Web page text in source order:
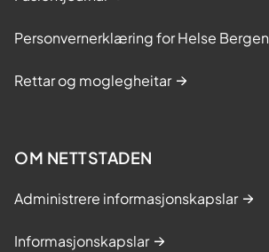
Personvernerklæring for Helse Bergen
Rettar og moglegheitar
OM NETTSTADEN
Administrere informasjonskapslar
Informasjonskapslar